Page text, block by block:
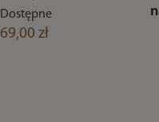
Dostępne
69,00 zł